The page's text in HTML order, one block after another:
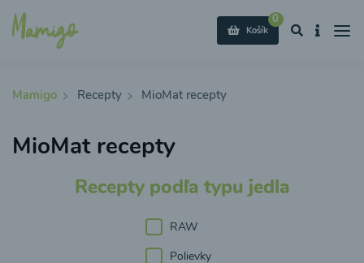
0
Košík
Mamigo Recepty MioMat recepty
MioMat recepty
Recepty podľa typu jedla
RAW
Polievky